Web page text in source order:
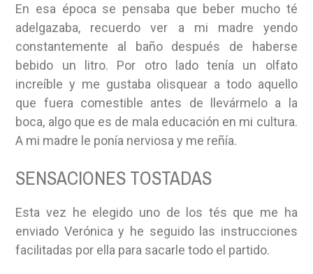
En esa época se pensaba que beber mucho té
adelgazaba, recuerdo ver a mi madre yendo
constantemente al baño después de haberse
bebido un litro. Por otro lado tenía un olfato
increíble y me gustaba olisquear a todo aquello
que fuera comestible antes de llevármelo a la
boca, algo que es de mala educación en mi cultura.
A mi madre le ponía nerviosa y me reñía.
SENSACIONES TOSTADAS
Esta vez he elegido uno de los tés que me ha
enviado Verónica y he seguido las instrucciones
facilitadas por ella para sacarle todo el partido.